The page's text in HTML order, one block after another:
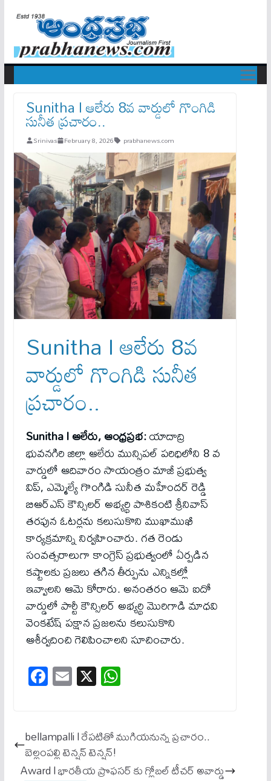
Sunitha l ఆలేరు 8వ వార్డులో గొంగిడి
సునీత ప్రచారం..
Srinivas February 8, 2026 prabhanews.com
Sunitha l ఆలేరు 8వ
వార్డులో గొంగిడి సునీత
ప్రచారం..
Sunitha l ఆలేరు, ఆంధ్రప్రభ:యాదాద్రి
భువనగిరి జిల్లా ఆలేరు మున్సిపల్ పరిధిలోని 8 వ
వార్డులో ఆదివారం సాయంత్రం మాజీ ప్రభుత్వ
విప్, ఎమ్మెల్యే గొంగిడి సునీత మహేందర్ రెడ్డి
బిఆర్ఎస్ కౌన్సిలర్ అభ్యర్థి పాశికంటి శ్రీనివాస్
తరఫున ఓటర్లను కలుసుకొని ముఖాముఖీ
కార్యక్రమాన్ని నిర్వహించారు. గత రెండు
సంవత్సరాలుగా కాంగ్రెస్ ప్రభుత్వంలో ఏర్పడిన
కష్టాలకు ప్రజలు తగిన తీర్పును ఎన్నికల్లో
ఇవ్వాలని ఆమె కోరారు. అనంతరం ఆమె ఐదో
వార్డులో పార్టీ కౌన్సిలర్ అభ్యర్థి మొరిగాడి మాధవి
వెంకటేష్ పక్షాన ప్రజలను కలుసుకొని
ఆశీర్వదించి గెలిపించాలని సూచించారు.
Fa
ce
ok
E
m
X W
ha
A
bellampalli l రేపటితో ముగియనున్న ప్రచారం..
బెల్లంపల్లి టెన్షన్ టెన్షన్!
Award l భారతీయ ప్రొఫసర్ కు గ్లోబల్ టీచర్ అవార్డు